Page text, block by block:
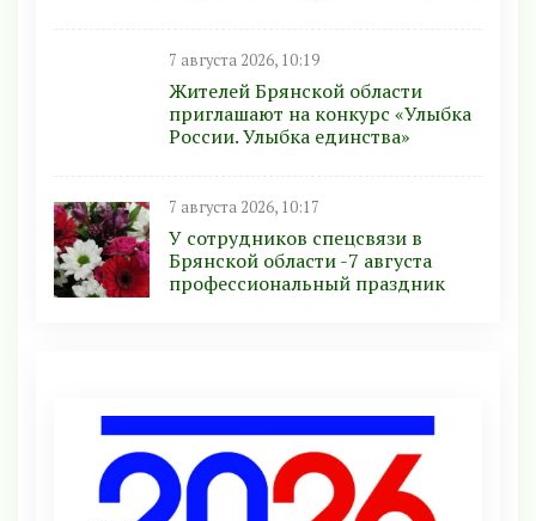
7 августа 2026, 10:19
Жителей Брянской области
приглашают на конкурс «Улыбка
России. Улыбка единства»
7 августа 2026, 10:17
У сотрудников спецсвязи в
Брянской области -7 августа
профессиональный праздник